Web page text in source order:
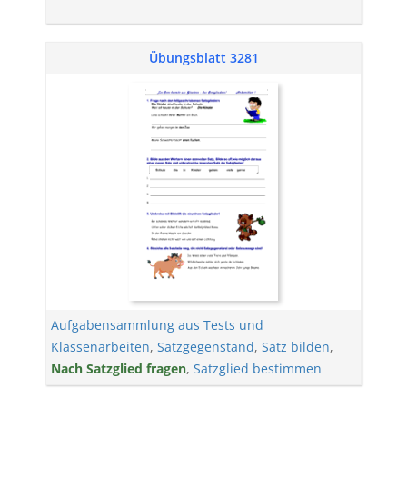
Übungsblatt 3281
Aufgabensammlung aus Tests und
Klassenarbeiten, Satzgegenstand, Satz bilden,
Nach Satzglied fragen, Satzglied bestimmen